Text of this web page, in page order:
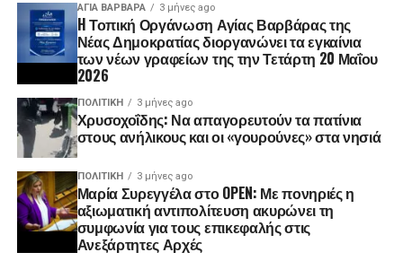
ΑΓΙΑ ΒΑΡΒΑΡΑ 3 μήνες ago
H Τοπική Οργάνωση Αγίας Βαρβάρας της
Νέας Δημοκρατίας διοργανώνει τα εγκαίνια
των νέων γραφείων της την Τετάρτη 20 Μαΐου
2026
ΠΟΛΙΤΙΚΉ 3 μήνες ago
Χρυσοχοΐδης: Να απαγορευτούν τα πατίνια
στους ανήλικους και οι «γουρούνες» στα νησιά
ΠΟΛΙΤΙΚΉ 3 μήνες ago
Μαρία Συρεγγέλα στο OPEN: Με πονηριές η
αξιωματική αντιπολίτευση ακυρώνει τη
συμφωνία για τους επικεφαλής στις
Ανεξάρτητες Αρχές